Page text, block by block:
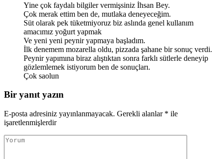
Yine çok faydalı bilgiler vermişsiniz İhsan Bey.
Çok merak ettim ben de, mutlaka deneyeceğim.
Süt olarak pek tüketmiyoruz biz aslında genel kullanım
amacımız yoğurt yapmak
Ve yeni yeni peynir yapmaya başladım.
İlk denemem mozarella oldu, pizzada şahane bir sonuç verdi.
Peynir yapımına biraz alıştıktan sonra farklı sütlerle deneyip
gözlemlemek istiyorum ben de sonuçları.
Çok saolun
Bir yanıt yazın
E-posta adresiniz yayınlanmayacak. Gerekli alanlar * ile
işaretlenmişlerdir
Yorum